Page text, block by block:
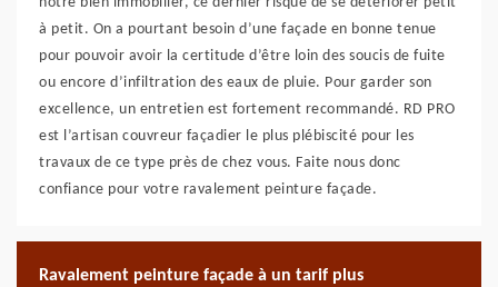
à petit. On a pourtant besoin d’une façade en bonne tenue
pour pouvoir avoir la certitude d’être loin des soucis de fuite
ou encore d’infiltration des eaux de pluie. Pour garder son
excellence, un entretien est fortement recommandé. RD PRO
est l’artisan couvreur façadier le plus plébiscité pour les
travaux de ce type près de chez vous. Faite nous donc
confiance pour votre ravalement peinture façade.
Ravalement peinture façade à un tarif plus